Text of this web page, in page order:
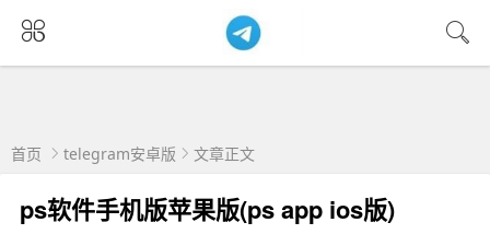
首页 telegram安卓版 文章正文
ps软件手机版苹果版(ps app ios版)